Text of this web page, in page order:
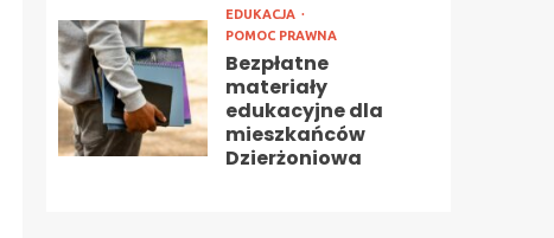
EDUKACJA
POMOC PRAWNA
Bezpłatne
materiały
edukacyjne dla
mieszkańców
Dzierżoniowa